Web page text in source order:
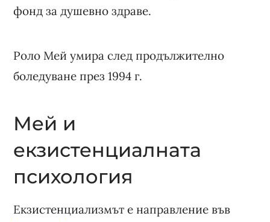
фонд за душевно здраве.
Роло Мей умира след продължително
боледуване през 1994 г.
Мей и
екзистенциалната
психология
Екзистенциализмът е направление във